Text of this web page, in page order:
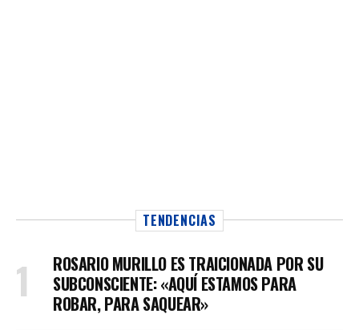
TENDENCIAS
ROSARIO MURILLO ES TRAICIONADA POR SU
SUBCONSCIENTE: «AQUÍ ESTAMOS PARA
ROBAR, PARA SAQUEAR»